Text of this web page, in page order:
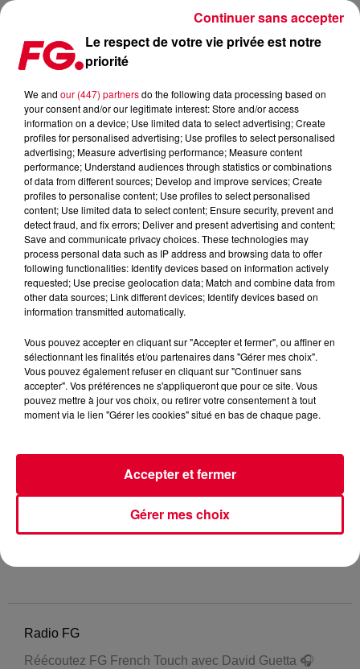
FG FRENCH TOUCH : DAVID GUETTA
Radio FG
Réécoutez FG French Touch avec David Guetta 🎧
Le respect de votre vie privée est notre
priorité
We and our (447) partnersdo the following data processing based on
your consent and/or our legitimate interest: Store and/or access
information on a device; Use limited data to select advertising; Create
profiles for personalised advertising; Use profiles to select personalised
advertising; Measure advertising performance; Measure content
performance; Understand audiences through statistics or combinations
of data from different sources; Develop and improve services; Create
profiles to personalise content; Use profiles to select personalised
content; Use limited data to select content; Ensure security, prevent and
detect fraud, and fix errors; Deliver and present advertising and content;
Save and communicate privacy choices. These technologies may
process personal data such as IP address and browsing data to offer
following functionalities: Identify devices based on information actively
requested; Use precise geolocation data; Match and combine data from
other data sources; Link different devices; Identify devices based on
information transmitted automatically.
Vous pouvez accepter en cliquant sur "Accepter et fermer", ou affiner en
sélectionnant les finalités et/ou partenaires dans "Gérer mes choix".
Vous pouvez également refuser en cliquant sur "Continuer sans
accepter". Vos préférences ne s'appliqueront que pour ce site. Vous
pouvez mettre à jour vos choix, ou retirer votre consentement à tout
moment via le lien "Gérer les cookies" situé en bas de chaque page.
Gérer mes choix
Accepter et fermer
Continuer sans accepter